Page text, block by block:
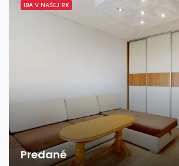
IBA V NAŠEJ RK
Predané